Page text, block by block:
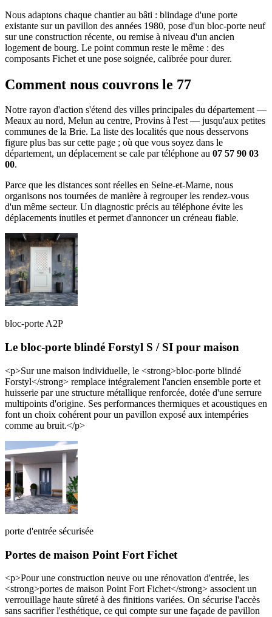
Nous adaptons chaque chantier au bâti : blindage d'une porte
existante sur un pavillon des années 1980, pose d'un bloc-porte neuf
sur une construction récente, ou remise à niveau d'un ancien
logement de bourg. Le point commun reste le même : des
composants Fichet et une pose soignée, calibrée pour durer.
Comment nous couvrons le 77
Notre rayon d'action s'étend des villes principales du département —
Meaux au nord, Melun au centre, Provins à l'est — jusqu'aux petites
communes de la Brie. La liste des localités que nous desservons
figure plus bas sur cette page ; où que vous soyez dans le
département, un déplacement se cale par téléphone au 07 57 90 03
00.
Parce que les distances sont réelles en Seine-et-Marne, nous
organisons nos tournées de manière à regrouper les rendez-vous
d'un même secteur. Un diagnostic précis au téléphone évite les
déplacements inutiles et permet d'annoncer un créneau fiable.
bloc-porte A2P
Le bloc-porte blindé Forstyl S / SI pour maison
<p>Sur une maison individuelle, le <strong>bloc-porte blindé
Forstyl</strong> remplace intégralement l'ancien ensemble porte et
huisserie par une structure métallique renforcée, dotée d'une serrure
multipoints d'origine. Ses performances thermiques et acoustiques en
font un choix cohérent pour un pavillon exposé aux intempéries
comme au bruit.</p>
porte d'entrée sécurisée
Portes de maison Point Fort Fichet
<p>Pour une construction neuve ou une rénovation d'entrée, les
<strong>portes de maison Point Fort Fichet</strong> associent un
verrouillage haute sûreté à des finitions variées. On sécurise l'accès
sans sacrifier l'esthétique, ce qui compte sur une façade de pavillon